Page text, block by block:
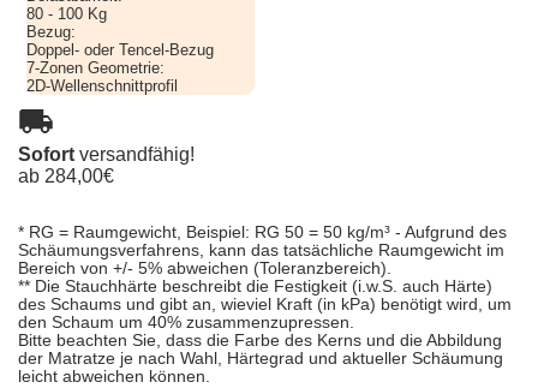
Schlafzubehör
Visco
Neck
Doppeltuch
Matratzenbezug
Tencel
80 - 100 Kg
Bezug:
Doppel- oder Tencel-Bezug
7-Zonen Geometrie:
2D-Wellenschnittprofil
Sofort versandfähig!
ab 284,00€
* RG = Raumgewicht, Beispiel: RG 50 = 50 kg/m³ - Aufgrund des
Schäumungsverfahrens, kann das tatsächliche Raumgewicht im
Bereich von +/- 5% abweichen (Toleranzbereich).
** Die Stauchhärte beschreibt die Festigkeit (i.w.S. auch Härte)
des Schaums und gibt an, wieviel Kraft (in kPa) benötigt wird, um
den Schaum um 40% zusammenzupressen.
Bitte beachten Sie, dass die Farbe des Kerns und die Abbildung
der Matratze je nach Wahl, Härtegrad und aktueller Schäumung
leicht abweichen können.